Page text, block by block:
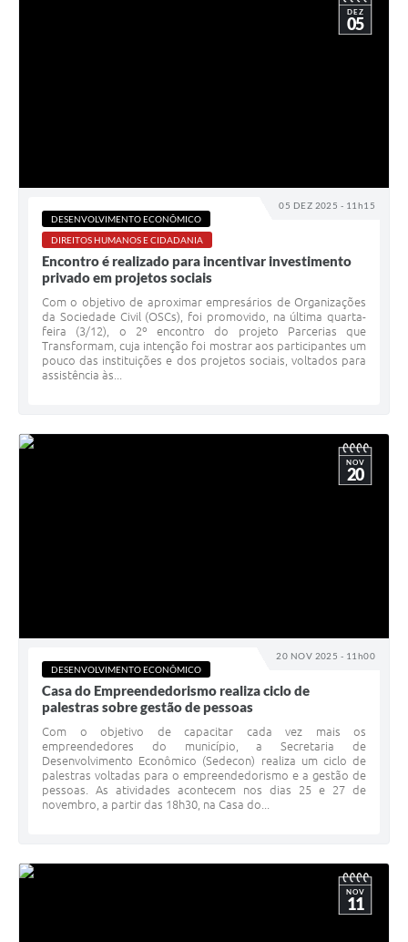
05 DEZ 2025 - 11h15
DEZ
05
DESENVOLVIMENTO ECONÔMICO
DIREITOS HUMANOS E CIDADANIA
Encontro é realizado para incentivar investimento
privado em projetos sociais
Com o objetivo de aproximar empresários de Organizações
da Sociedade Civil (OSCs), foi promovido, na última quarta-
feira (3/12), o 2º encontro do projeto Parcerias que
Transformam, cuja intenção foi mostrar aos participantes um
pouco das instituições e dos projetos sociais, voltados para
assistência às...
20 NOV 2025 - 11h00
NOV
20
DESENVOLVIMENTO ECONÔMICO
Casa do Empreendedorismo realiza ciclo de
palestras sobre gestão de pessoas
Com o objetivo de capacitar cada vez mais os
empreendedores do município, a Secretaria de
Desenvolvimento Econômico (Sedecon) realiza um ciclo de
palestras voltadas para o empreendedorismo e a gestão de
pessoas. As atividades acontecem nos dias 25 e 27 de
novembro, a partir das 18h30, na Casa do...
NOV
11